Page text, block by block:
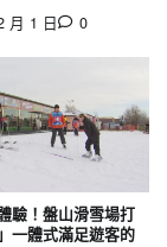
月 1 日
0
驗！盤山滑雪場打
一體式滿足遊客的